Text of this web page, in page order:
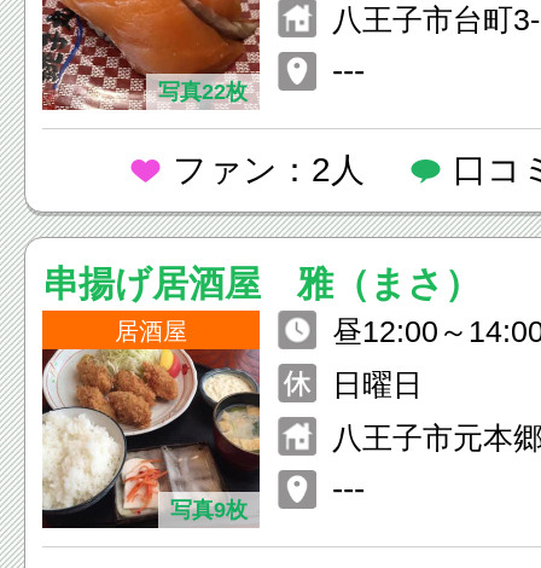
写真22枚
八王子市台町
---
ファン：2人 口コ
串揚げ居酒屋 雅（まさ）
居酒屋
写真9枚
昼12:00～
3:00
日曜日
八王子市元本
---